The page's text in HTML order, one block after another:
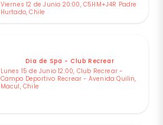
Viernes 12 de Junio 20:00, C5HM+J4R Padre
Hurtado, Chile
Dia de Spa - Club Recrear
Lunes 15 de Junio 12:00, Club Recrear -
Campo Deportivo Recrear - Avenida Quilin,
Macul, Chile